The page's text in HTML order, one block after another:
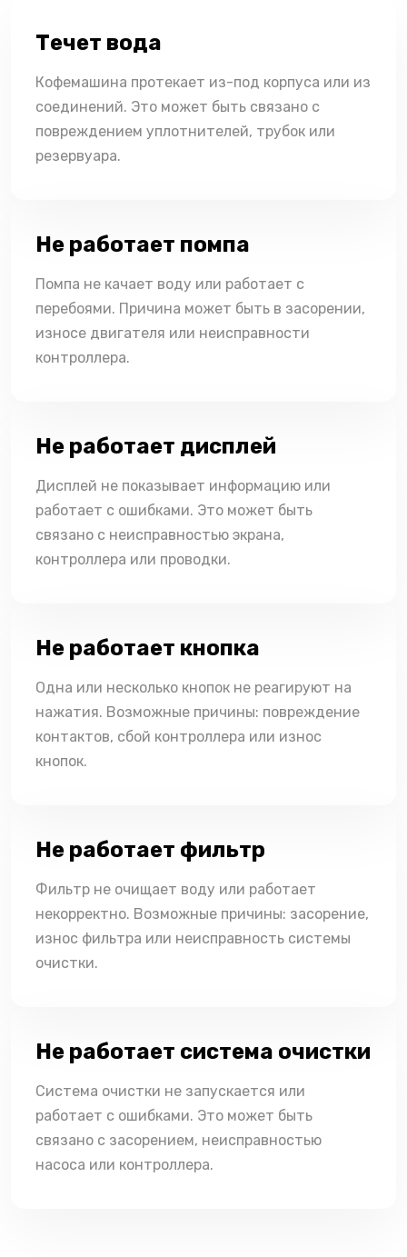
Течет вода
Кофемашина протекает из-под корпуса или из
соединений. Это может быть связано с
повреждением уплотнителей, трубок или
резервуара.
Не работает помпа
Помпа не качает воду или работает с
перебоями. Причина может быть в засорении,
износе двигателя или неисправности
контроллера.
Не работает дисплей
Дисплей не показывает информацию или
работает с ошибками. Это может быть
связано с неисправностью экрана,
контроллера или проводки.
Не работает кнопка
Одна или несколько кнопок не реагируют на
нажатия. Возможные причины: повреждение
контактов, сбой контроллера или износ
кнопок.
Не работает фильтр
Фильтр не очищает воду или работает
некорректно. Возможные причины: засорение,
износ фильтра или неисправность системы
очистки.
Не работает система очистки
Система очистки не запускается или
работает с ошибками. Это может быть
связано с засорением, неисправностью
насоса или контроллера.